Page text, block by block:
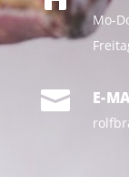
Mo-
 E-